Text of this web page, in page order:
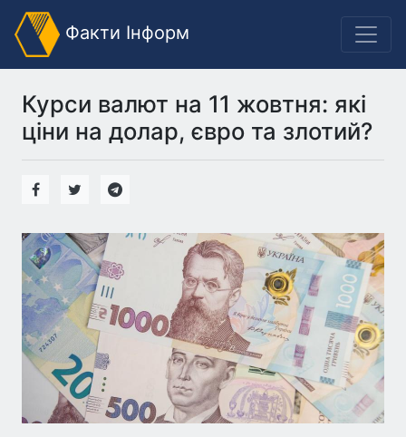
Факти Інформ
Курси валют на 11 жовтня: які
ціни на долар, євро та злотий?